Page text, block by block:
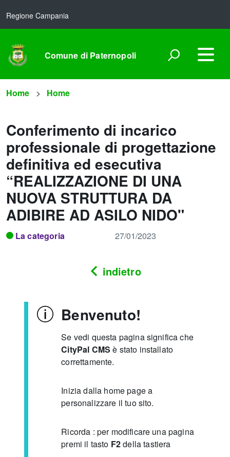
Regione Campania
Comune di Paternopoli
Home Home
Conferimento di incarico
professionale di progettazione
definitiva ed esecutiva
“REALIZZAZIONE DI UNA
NUOVA STRUTTURA DA
ADIBIRE AD ASILO NIDO"
La categoria 27/01/2023
indietro
Benvenuto!
Se vedi questa pagina significa che
CityPal CMS è stato installato
correttamente.
Inizia dalla home page a
personalizzare il tuo sito.
Ricorda : per modificare una pagina
premi il tasto F2della tastiera